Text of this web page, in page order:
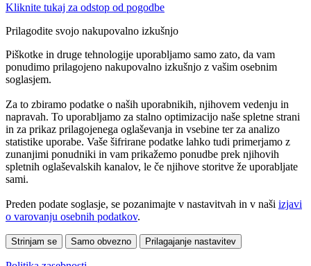
Kliknite tukaj za odstop od pogodbe
Prilagodite svojo nakupovalno izkušnjo
Piškotke in druge tehnologije uporabljamo samo zato, da vam
ponudimo prilagojeno nakupovalno izkušnjo z vašim osebnim
soglasjem.
Za to zbiramo podatke o naših uporabnikih, njihovem vedenju in
napravah. To uporabljamo za stalno optimizacijo naše spletne strani
in za prikaz prilagojenega oglaševanja in vsebine ter za analizo
statistike uporabe. Vaše šifrirane podatke lahko tudi primerjamo z
zunanjimi ponudniki in vam prikažemo ponudbe prek njihovih
spletnih oglaševalskih kanalov, le če njihove storitve že uporabljate
sami.
Preden podate soglasje, se pozanimajte v nastavitvah in v naši izjavi
o varovanju osebnih podatkov.
Strinjam se Samo obvezno Prilagajanje nastavitev